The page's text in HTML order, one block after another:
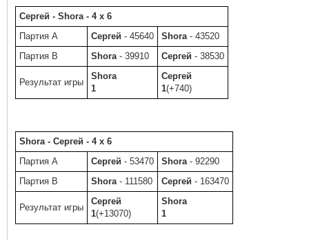
Сергей - Shora - 4 x 6
Партия A
Сергей - 45640 Shora - 43520
Партия B
Shora - 39910 Сергей - 38530
Результат игры
Shora
1
Сергей
1(+740)
Shora - Сергей - 4 x 6
Партия A
Сергей - 53470 Shora - 92290
Партия B
Shora - 111580 Сергей - 163470
Результат игры
Сергей
1(+13070)
Shora
1